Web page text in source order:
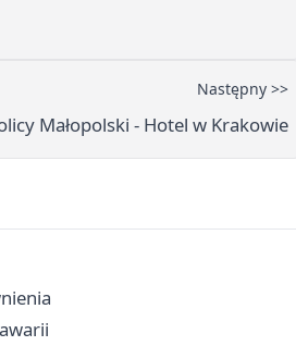
Następny >>
Małopolski - Hotel w Krakowie